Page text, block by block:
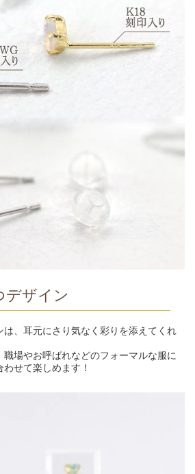
デザイン
は、耳元にさり気なく彩りを添えてくれ
場やお呼ばれなどのフォーマルな服に
せて楽しめます！